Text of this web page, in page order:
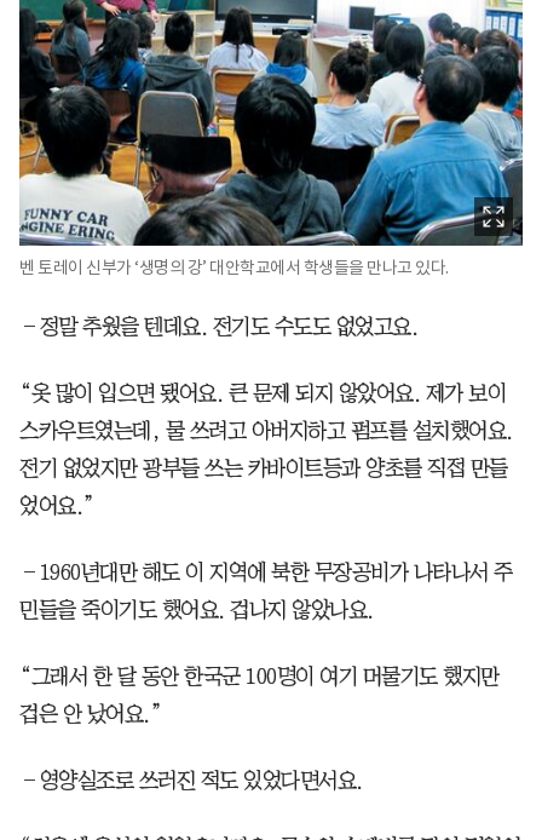
벤 토레이 신부가 ‘생명의 강’ 대안학교에서 학생들을 만나고 있다.
―정말 추웠을 텐데요. 전기도 수도도 없었고요.
“옷 많이 입으면 됐어요. 큰 문제 되지 않았어요. 제가 보이
스카우트였는데, 물 쓰려고 아버지하고 펌프를 설치했어요.
전기 없었지만 광부들 쓰는 카바이트등과 양초를 직접 만들
었어요.”
―1960년대만 해도 이 지역에 북한 무장공비가 나타나서 주
민들을 죽이기도 했어요. 겁나지 않았나요.
“그래서 한 달 동안 한국군 100명이 여기 머물기도 했지만
겁은 안 났어요.”
―영양실조로 쓰러진 적도 있었다면서요.